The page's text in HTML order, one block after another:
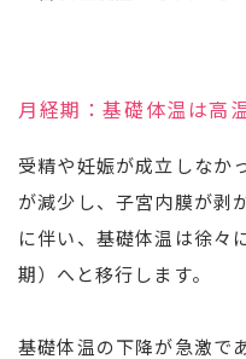
月経期：基礎体温は高
受精や妊娠が成立しなか
が減少し、子宮内膜が剥
に伴い、基礎体温は徐々
期）へと移行します。
基礎体温の下降が急激で